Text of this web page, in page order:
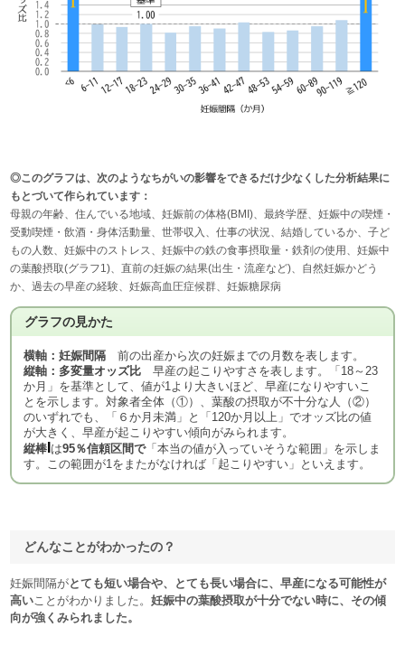
◎このグラフは、次のようなちがいの影響をできるだけ少なくした分析結果に
もとづいて作られています：
母親の年齢、住んでいる地域、妊娠前の体格(BMI)、最終学歴、妊娠中の喫煙・
受動喫煙・飲酒・身体活動量、世帯収入、仕事の状況、結婚しているか、子ど
もの人数、妊娠中のストレス、妊娠中の鉄の食事摂取量・鉄剤の使用、妊娠中
の葉酸摂取(グラフ1)、直前の妊娠の結果(出生・流産など)、自然妊娠かどう
か、過去の早産の経験、妊娠高血圧症候群、妊娠糖尿病
グラフの見かた
横軸：妊娠間隔 前の出産から次の妊娠までの月数を表します。
縦軸：多変量オッズ比 早産の起こりやすさを表します。「18～23
か月」を基準として、値が1より大きいほど、早産になりやすいこ
とを示します。対象者全体（①）、葉酸の摂取が不十分な人（②）
のいずれでも、「６か月未満」と「120か月以上」でオッズ比の値
が大きく、早産が起こりやすい傾向がみられます。
縦棒 は95％信頼区間で「本当の値が入っていそうな範囲」を示しま
す。この範囲が1をまたがなければ「起こりやすい」といえます。
どんなことがわかったの？
妊娠間隔がとても短い場合や、とても長い場合に、早産になる可能性が
高い ことがわかりました。妊娠中の葉酸摂取が十分でない時に、その傾
向が強くみられました。